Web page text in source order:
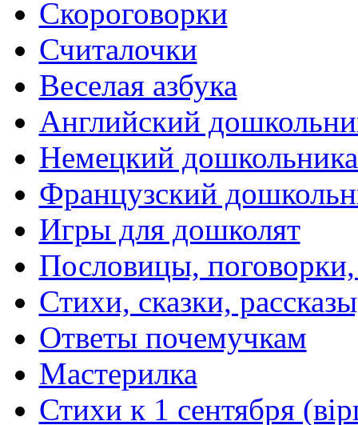
Скороговорки
Считалочки
Веселая азбука
Английский
Немецкий
Французский
Игры для дошколят
Пословицы,
Стихи, сказки,
Ответы почемучкам
Мастерилка
Стихи к 1 сентября